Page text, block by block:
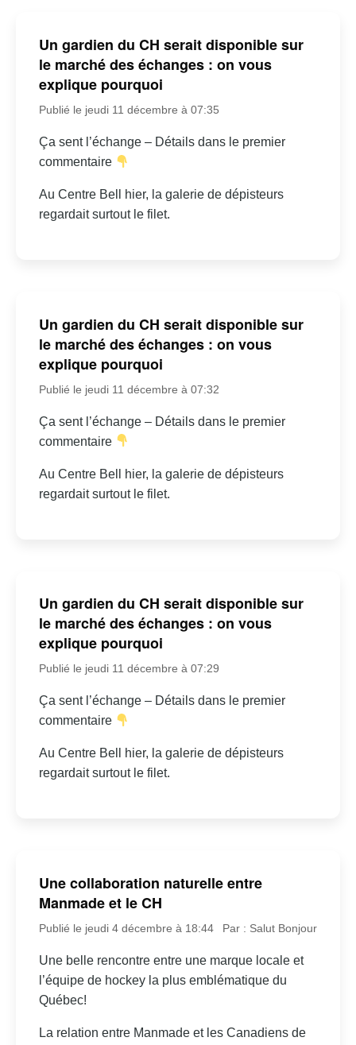
Un gardien du CH serait disponible sur
le marché des échanges : on vous
explique pourquoi
Publié le jeudi 11 décembre à 07:35
Ça sent l’échange – Détails dans le premier
commentaire
Au Centre Bell hier, la galerie de dépisteurs
regardait surtout le filet.
Un gardien du CH serait disponible sur
le marché des échanges : on vous
explique pourquoi
Publié le jeudi 11 décembre à 07:32
Ça sent l’échange – Détails dans le premier
commentaire
Au Centre Bell hier, la galerie de dépisteurs
regardait surtout le filet.
Un gardien du CH serait disponible sur
le marché des échanges : on vous
explique pourquoi
Publié le jeudi 11 décembre à 07:29
Ça sent l’échange – Détails dans le premier
commentaire
Au Centre Bell hier, la galerie de dépisteurs
regardait surtout le filet.
Une collaboration naturelle entre
Manmade et le CH
Publié le jeudi 4 décembre à 18:44 Par : Salut Bonjour
Une belle rencontre entre une marque locale et
l’équipe de hockey la plus emblématique du
Québec!
La relation entre Manmade et les Canadiens de